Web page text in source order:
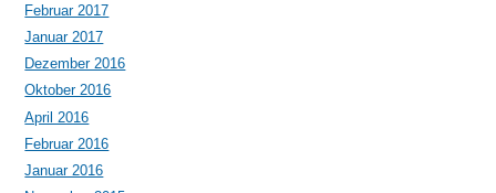
Februar 2017
Januar 2017
Dezember 2016
Oktober 2016
April 2016
Februar 2016
Januar 2016